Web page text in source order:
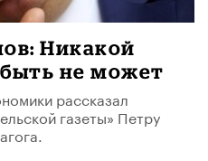
Никакой
не может
рассказал
газеты» Петру